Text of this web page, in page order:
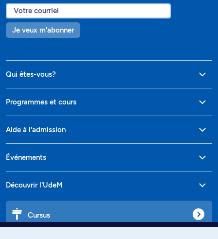
Je veux m'abonner
Qui êtes-vous?
Programmes et cours
Aide à l'admission
Événements
Découvrir l'UdeM
Cursus